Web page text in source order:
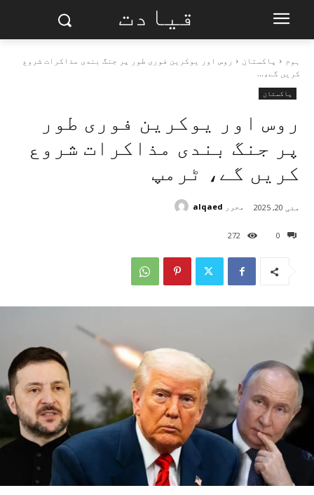
قیادت
ہوم پاکستان
روس اور یوکرین فوری طور پر جنگ بندی مذاکرات شروع
کریں گے،...
پاکستان
روس اور یوکرین فوری طور
پر جنگ بندی مذاکرات شروع
کریں گے، ٹرمپ
0
272
مئی 20, 2025 محرر alqaed